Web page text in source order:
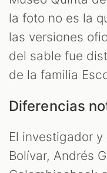
la foto no es la
las versiones
del sable fue
de la familia
Diferencias
El investigador
Bolívar, Andrés